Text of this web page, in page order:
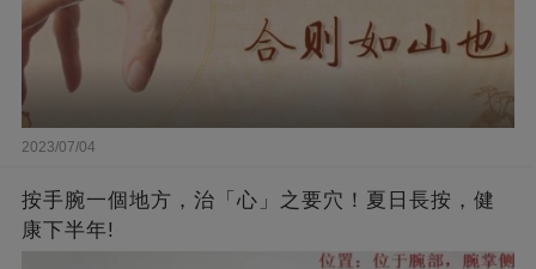
2023/07/04
按手腕一個地方，治「心」之要穴！夏日長按，健
康下半年!